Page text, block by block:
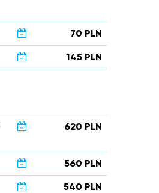
70 PLN
145 PLN
620 PLN
560 PLN
540 PLN